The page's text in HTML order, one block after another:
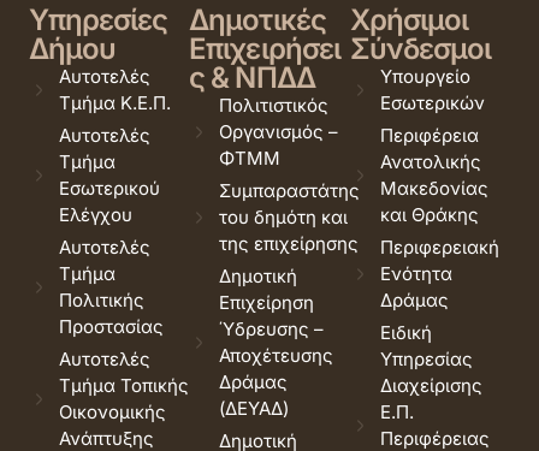
Υπηρεσίες
Δήμου
Αυτοτελές
Τμήμα Κ.Ε.Π.
Αυτοτελές
Τμήμα
Εσωτερικού
Ελέγχου
Αυτοτελές
Τμήμα
Πολιτικής
Προστασίας
Αυτοτελές
Τμήμα Τοπικής
Οικονομικής
Ανάπτυξης
Δημοτικές
Επιχειρήσει
ς & ΝΠΔΔ
Πολιτιστικός
Οργανισμός –
ΦΤΜΜ
Συμπαραστάτης
του δημότη και
της επιχείρησης
Δημοτική
Επιχείρηση
Ύδρευσης –
Αποχέτευσης
Δράμας
(ΔΕΥΑΔ)
Δημοτική
Χρήσιμοι
Σύνδεσμοι
Υπουργείο
Εσωτερικών
Περιφέρεια
Ανατολικής
Μακεδονίας
και Θράκης
Περιφερειακή
Ενότητα
Δράμας
Ειδική
Υπηρεσίας
Διαχείρισης
Ε.Π.
Περιφέρειας